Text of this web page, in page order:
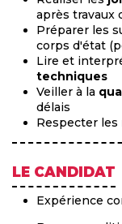
après travaux
Préparer les
corps d'état
Lire et
techniques
Veiller à la
délais
Respecter les
LE CANDIDAT
Expérience